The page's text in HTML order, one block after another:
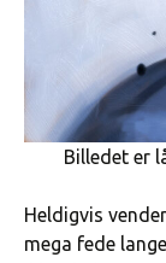
Billedet er
Heldigvis
mega fede